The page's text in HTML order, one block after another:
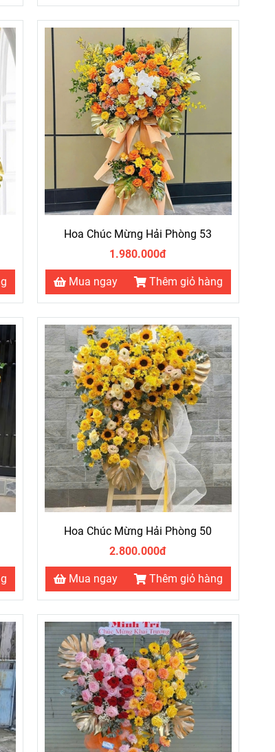
người nhận.
Hoa Chúc Mừng Hải Phòng 53
1.980.000đ
Mua ngay Thêm giỏ hàng
Hoa Chúc Mừng Hải Phòng 50
2.800.000đ
Mua ngay Thêm giỏ hàng